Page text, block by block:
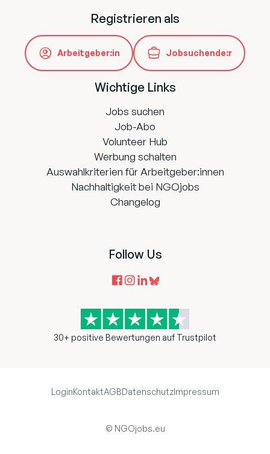
Registrieren als
Arbeitgeber:in Jobsuchende:r
Wichtige Links
Jobs suchen
Job-Abo
Volunteer Hub
Werbung schalten
Auswahlkriterien für Arbeitgeber:innen
Nachhaltigkeit bei NGOjobs
Changelog
Follow Us
30+ positive Bewertungen auf Trustpilot
LoginKontaktAGBDatenschutzImpressum
© NGOjobs.eu